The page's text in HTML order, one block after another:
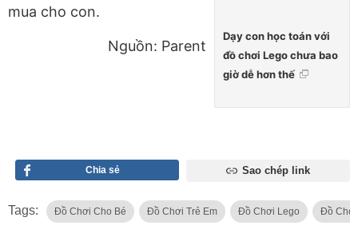
Dạy con học toán với
đồ chơi Lego chưa bao
giờ dễ hơn thế
mua cho con.
Nguồn: Parent
Chia sẻ Sao chép link
Tags: Đồ Chơi Cho Bé Đồ Chơi Trẻ Em Đồ Chơi Lego Đồ Chơi